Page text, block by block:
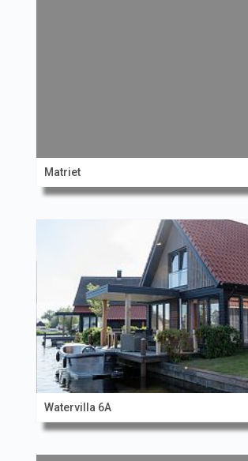
Matriet
Watervilla 6A